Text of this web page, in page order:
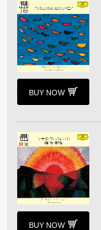
BUY NOW
BUY NOW